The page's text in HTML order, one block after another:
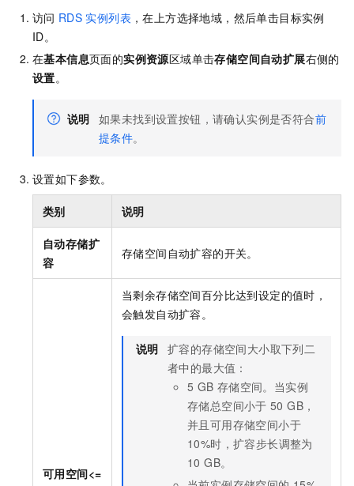
访问 RDS 实例列表 ，在上方选择地域，然后单击目标实例
ID。
在基本信息页面的实例资源区域单击存储空间自动扩展右侧的
设置。
说明 如果未找到设置按钮，请确认实例是否符合前
提条件。
设置如下参数。
类别 说明
自动存储扩
容
存储空间自动扩容的开关。
可用空间<=
当剩余存储空间百分比达到设定的值时，
会触发自动扩容。
说明 扩容的存储空间大小取下列二
者中的最大值：
5 GB 存储空间。当实例
存储总空间小于 50 GB，
并且可用存储空间小于
10%时，扩容步长调整为
10 GB。